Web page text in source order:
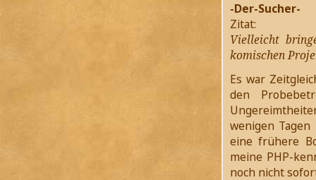
-Der-Sucher-
Zitat:
Vielleicht
komischen
Es war
den
wenigen
eine frühere
meine PHP-
noch nicht